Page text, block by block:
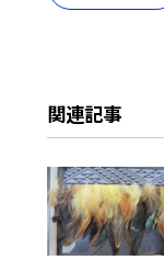
関連記事